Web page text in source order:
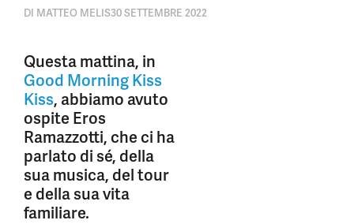
DI MATTEO MELIS30 SETTEMBRE 2022
Questa mattina, in
Good Morning Kiss
Kiss, abbiamo avuto
ospite Eros
Ramazzotti, che ci ha
parlato di sé, della
sua musica, del tour
e della sua vita
familiare.